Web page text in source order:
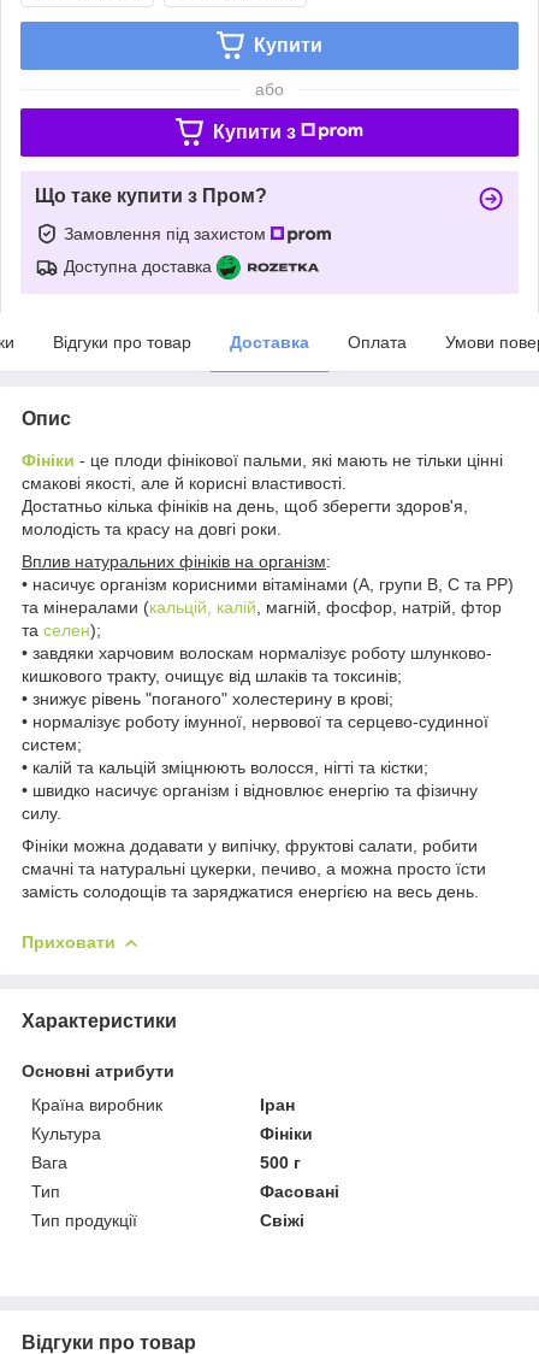
Купити
або
Купити з
Що таке купити з Пром?
Замовлення під захистом
Доступна доставка
Відгуки про товар Доставка Оплата Умови
Опис
Фініки - це плоди фінікової пальми, які мають не тільки цінні
смакові якості, але й корисні властивості.
Достатньо кілька фініків на день, щоб зберегти здоров'я,
молодість та красу на довгі роки.
Вплив натуральних фініків на організм:
• насичує організм корисними вітамінами (А, групи В, С та РР)
та мінералами (кальцій, калій , магній, фосфор, натрій, фтор
та селен);
• завдяки харчовим волоскам нормалізує роботу шлунково-
кишкового тракту, очищує від шлаків та токсинів;
• знижує рівень "поганого" холестерину в крові;
• нормалізує роботу імунної, нервової та серцево-судинної
систем;
• калій та кальцій зміцнюють волосся, нігті та кістки;
• швидко насичує організм і відновлює енергію та фізичну
силу.
Фініки можна додавати у випічку, фруктові салати, робити
смачні та натуральні цукерки, печиво, а можна просто їсти
замість солодощів та заряджатися енергією на весь день.
Приховати
Характеристики
Основні атрибути
Країна виробник
Іран
Культура
Фініки
Вага
500 г
Тип
Фасовані
Тип продукції
Свіжі
Відгуки про товар